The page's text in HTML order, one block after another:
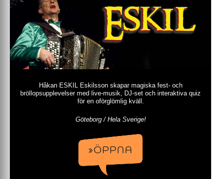
Håkan ESKIL Eskilsson skapar magiska fest- och
bröllopsupplevelser med live-musik, DJ-set och interaktiva quiz
för en oförglömlig kväll.
Göteborg / Hela Sverige!
»ÖPPNA